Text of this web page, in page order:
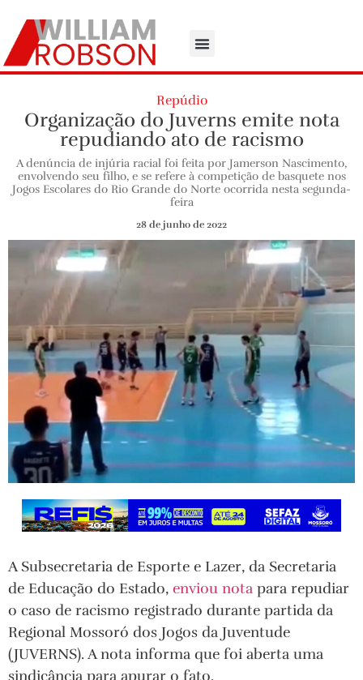
Repúdio
Organização do Juverns emite nota
repudiando ato de racismo
A denúncia de injúria racial foi feita por Jamerson Nascimento,
envolvendo seu filho, e se refere à competição de basquete nos
Jogos Escolares do Rio Grande do Norte ocorrida nesta segunda-
feira
28 de junho de 2022
A Subsecretaria de Esporte e Lazer, da Secretaria
de Educação do Estado, enviou nota para repudiar
o caso de racismo registrado durante partida da
Regional Mossoró dos Jogos da Juventude
(JUVERNS). A nota informa que foi aberta uma
sindicância para apurar o fato.